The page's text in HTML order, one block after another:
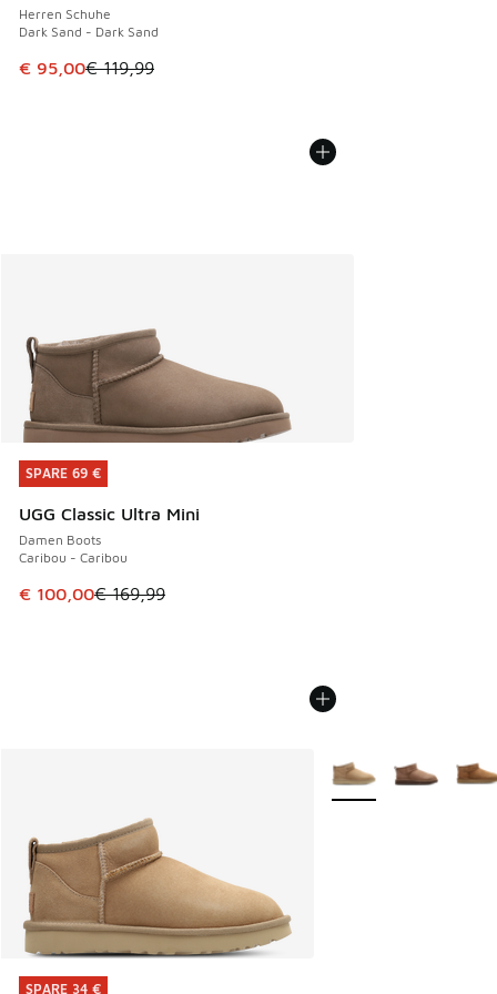
Herren Schuhe
Dark Sand - Dark Sand
Dieser Artikel ist im Sale. Der Preis ist von € 119,99 auf €
€ 95,00€ 119,99
SPARE 69 €
UGG Classic Ultra Mini
Damen Boots
Caribou - Caribou
Dieser Artikel ist im Sale. Der Preis ist von € 169,99 auf €
€ 100,00€ 169,99
SPARE 69 €
SPARE 34 €
SPARE 34 €
Weitere Farben